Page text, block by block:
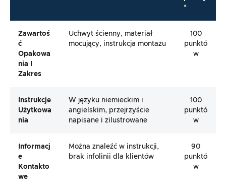
*
Zawartoś
Ć
Opakowa
Nia I
Zakres
Uchwyt ścienny, materiał
mocujący, instrukcja montażu
100
punktó
w
Instrukcje
Użytkowa
Nia
W języku niemieckim i
angielskim, przejrzyście
napisane i zilustrowane
100
punktó
w
Informacj
E
Kontakto
We
Można znaleźć w instrukcji,
brak infolinii dla klientów
90
punktó
w